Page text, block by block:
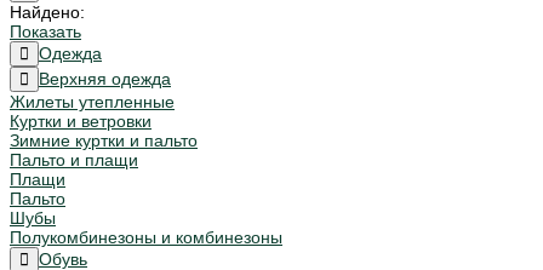
Найдено:
Показать
Одежда
Верхняя одежда
Жилеты утепленные
Куртки и ветровки
Зимние куртки и пальто
Пальто и плащи
Плащи
Пальто
Шубы
Полукомбинезоны и комбинезоны
Обувь